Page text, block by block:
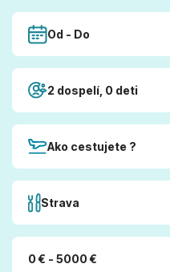
Od - Do
2 dospelí, 0 deti
Ako cestujete ?
Strava
0 € - 5000 €